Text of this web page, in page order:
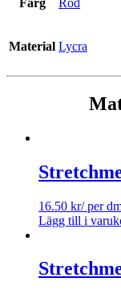
Färg Röd
Material Lycra
16.50 kr/ per
Lägg till i